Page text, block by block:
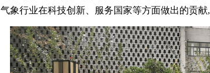
气象行业在科技创新、服务国家等方面做出的贡献,